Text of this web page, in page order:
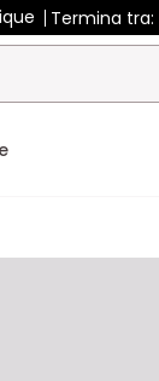
Termina tra: